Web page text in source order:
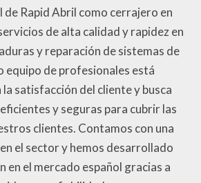
de Rapid Abril como cerrajero en
de alta calidad y rapidez en
y reparación de sistemas de
equipo de profesionales está
satisfacción del cliente y busca
y seguras para cubrir las
clientes. Contamos con una
el sector y hemos desarrollado
en el mercado español gracias a